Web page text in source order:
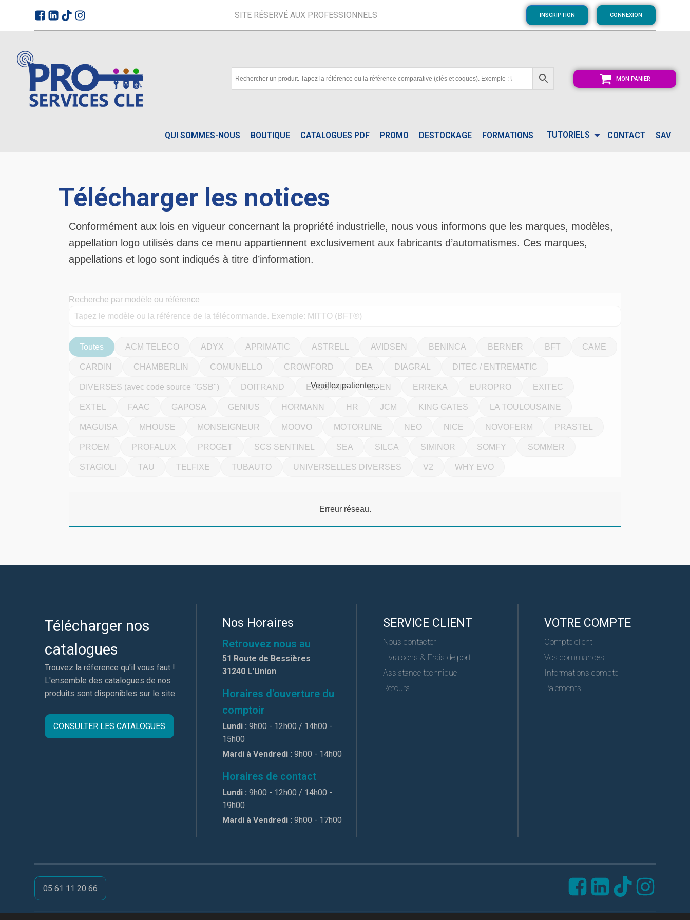
SITE RÉSERVÉ AUX PROFESSIONNELS INSCRIPTION CONNEXION
MON PANIER
QUI SOMMES-NOUS BOUTIQUE CATALOGUES PDF PROMO DESTOCKAGE FORMATIONS TUTORIELS CONTACT SAV
Télécharger les notices
Conformément aux lois en vigueur concernant la propriété industrielle, nous vous informons que les marques, modèles,
appellation logo utilisés dans ce menu appartiennent exclusivement aux fabricants d’automatismes. Ces marques,
appellations et logo sont indiqués à titre d’information.
Recherche par modèle ou référence
Toutes ACM TELECO ADYX APRIMATIC ASTRELL AVIDSEN BENINCA BERNER BFT CAME
CARDIN CHAMBERLIN COMUNELLO CROWFORD DEA DIAGRAL DITEC / ENTREMATIC
DIVERSES (avec code source "GSB") DOITRAND ECOSTAR EDEN ERREKA EUROPRO EXITEC
EXTEL FAAC GAPOSA GENIUS HORMANN HR JCM KING GATES LA TOULOUSAINE
MAGUISA MHOUSE MONSEIGNEUR MOOVO MOTORLINE NEO NICE NOVOFERM PRASTEL
PROEM PROFALUX PROGET SCS SENTINEL SEA SILCA SIMINOR SOMFY SOMMER
STAGIOLI TAU TELFIXE TUBAUTO UNIVERSELLES DIVERSES V2 WHY EVO
Erreur réseau.
Télécharger nos
catalogues
Trouvez la réference qu'il vous faut !
L'ensemble des catalogues de nos
produits sont disponibles sur le site.
CONSULTER LES CATALOGUES
Nos Horaires
Retrouvez nous au
51 Route de Bessières
31240 L'Union
Horaires d'ouverture du
comptoir
Lundi : 9h00 - 12h00 / 14h00 -
15h00
Mardi à Vendredi : 9h00 - 14h00
Horaires de contact
Lundi : 9h00 - 12h00 / 14h00 -
19h00
Mardi à Vendredi : 9h00 - 17h00
SERVICE CLIENT
Nous contacter
Livraisons & Frais de port
Assistance technique
Retours
VOTRE COMPTE
Compte client
Vos commandes
Informations compte
Paiements
05 61 11 20 66